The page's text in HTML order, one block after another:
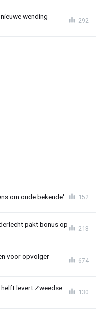
wending
292
om oude bekende' 152
pakt bonus op
213
voor opvolger
674
levert Zweedse
130